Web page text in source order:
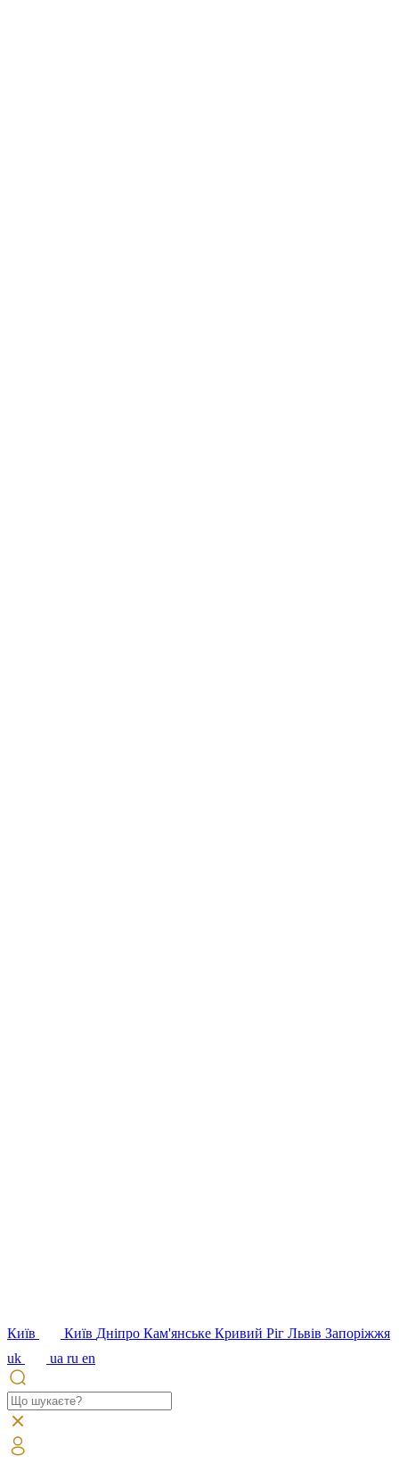
Київ Київ Дніпро Кам'янське Кривий Ріг Львів Запоріжжя
uk
ua ru en